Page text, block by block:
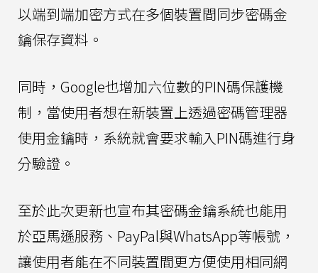
以端到端加密方式在多個裝置間同步密碼金
鑰保存資料。
同時，Google也增加六位數的PIN碼保護機
制，當使用者想在新裝置上透過密碼管理器
使用金鑰時，系統就會要求輸入PIN碼進行身
分驗證。
至於此次更新也宣布其密碼金鑰系統也能用
於亞馬遜服務、PayPal與WhatsApp等帳號，
讓使用者能在不同裝置間更方便使用相同網